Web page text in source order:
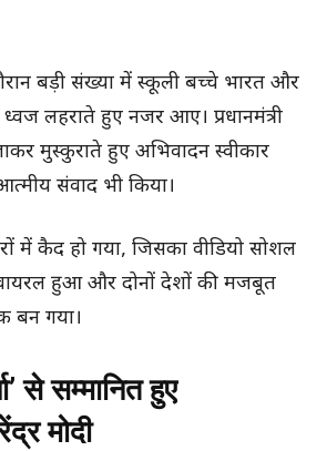
बड़ी संख्या में स्कूली बच्चे भारत और
ध्वज लहराते हुए नजर आए। प्रधानमंत्री
मुस्कुराते हुए अभिवादन स्वीकार
संवाद भी किया।
में कैद हो गया, जिसका वीडियो सोशल
हुआ और दोनों देशों की मजबूत
बन गया।
से सम्मानित हुए
मोदी